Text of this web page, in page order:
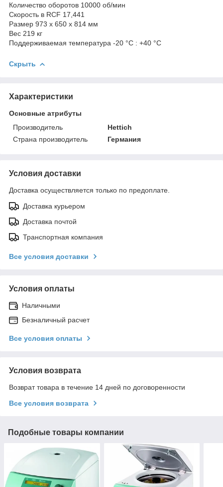
Количество оборотов 10000 об/мин
Скорость в RCF 17,441
Размер 973 x 650 x 814 мм
Вес 219 кг
Поддерживаемая температура -20 °C : +40 °C
Скрыть
Характеристики
Основные атрибуты
Производитель
Hettich
Страна производитель
Германия
Условия доставки
Доставка осуществляется только по предоплате.
Доставка курьером
Доставка почтой
Транспортная компания
Все условия доставки
Условия оплаты
Наличными
Безналичный расчет
Все условия оплаты
Условия возврата
Возврат товара в течение 14 дней по договоренности
Все условия возврата
Подобные товары компании